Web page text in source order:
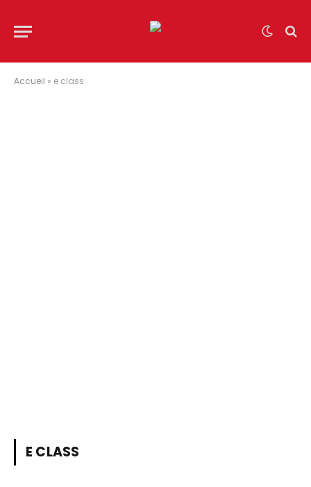
Accueil » e class
E CLASS